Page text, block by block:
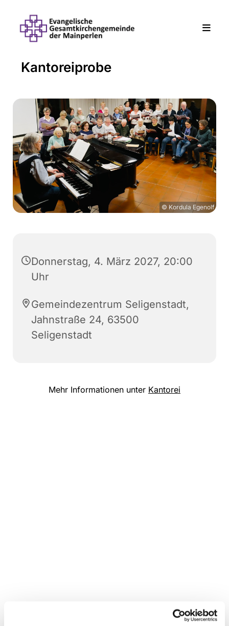
Kantoreiprobe
© Kordula Egenolf
Donnerstag, 4. März 2027, 20:00
Uhr
Gemeindezentrum Seligenstadt,
Jahnstraße 24, 63500
Seligenstadt
Mehr Informationen unter Kantorei